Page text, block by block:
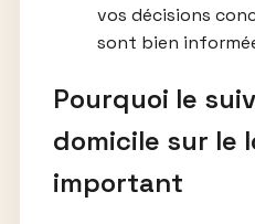
vos décisions
sont bien
Pourquoi le
domicile sur le
important